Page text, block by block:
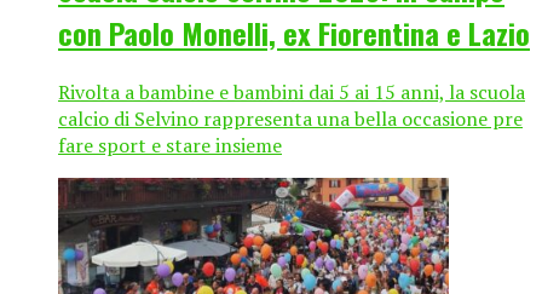
con Paolo Monelli, ex Fiorentina e Lazio
Rivolta a bambine e bambini dai 5 ai 15 anni, la scuola
calcio di Selvino rappresenta una bella occasione pre
fare sport e stare insieme